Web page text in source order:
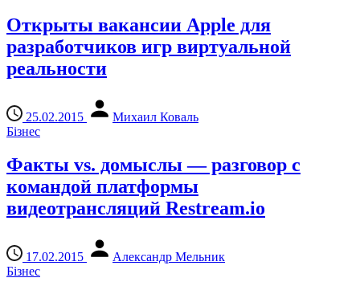
Открыты вакансии Apple для
разработчиков игр виртуальной
реальности
25.02.2015
Михаил Коваль
Бізнес
Факты vs. домыслы — разговор с
командой платформы
видеотрансляций Restream.io
17.02.2015
Александр Мельник
Бізнес